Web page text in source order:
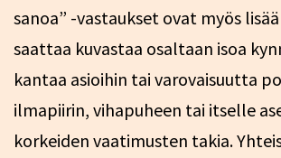
sanoa” -vastaukset ovat myös
saattaa kuvastaa osaltaan isoa
kantaa asioihin tai varovaisuutta
ilmapiirin, vihapuheen tai itselle
korkeiden vaatimusten takia.